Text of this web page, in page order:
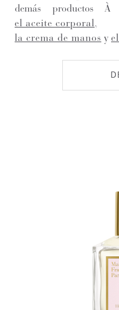
demás productos
el aceite corporal
la crema de manos y